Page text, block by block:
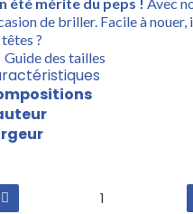
de briller. Facile à
?
Guide des tailles